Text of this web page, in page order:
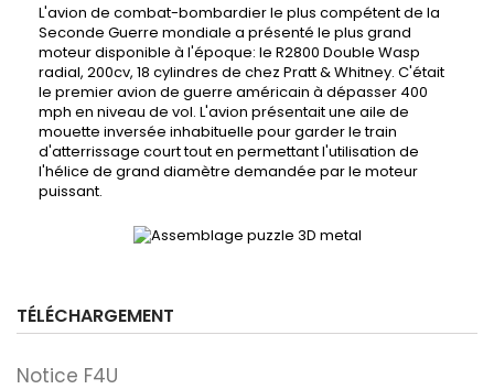
L'avion de combat-bombardier le plus compétent de la
Seconde Guerre mondiale a présenté le plus grand
moteur disponible à l'époque: le R2800 Double Wasp
radial, 200cv, 18 cylindres de chez Pratt & Whitney. C'était
le premier avion de guerre américain à dépasser 400
mph en niveau de vol. L'avion présentait une aile de
mouette inversée inhabituelle pour garder le train
d'atterrissage court tout en permettant l'utilisation de
l'hélice de grand diamètre demandée par le moteur
puissant.
TÉLÉCHARGEMENT
Notice F4U